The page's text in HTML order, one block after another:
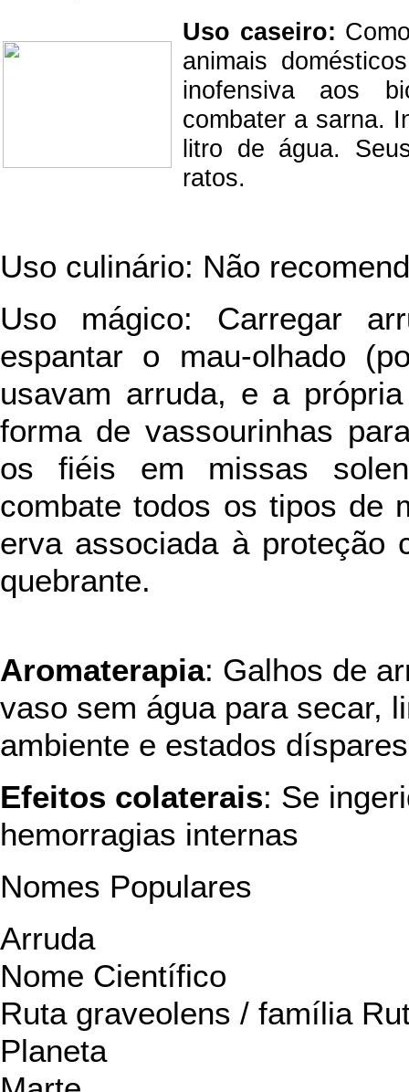
Uso caseiro:
animais
inofensiva aos
combater a sarna.
litro de água.
ratos.
Uso culinário: Não
Uso mágico: Carregar
espantar o mau-olhado
usavam arruda, e a
forma de vassourinhas
os fiéis em missas
combate todos os tipos de
erva associada à proteção
quebrante.
Aromaterapia: Galhos de
vaso sem água para secar,
ambiente e estados
Efeitos colaterais: Se
hemorragias internas
Nomes Populares
Arruda
Nome Científico
Ruta graveolens / família
Planeta